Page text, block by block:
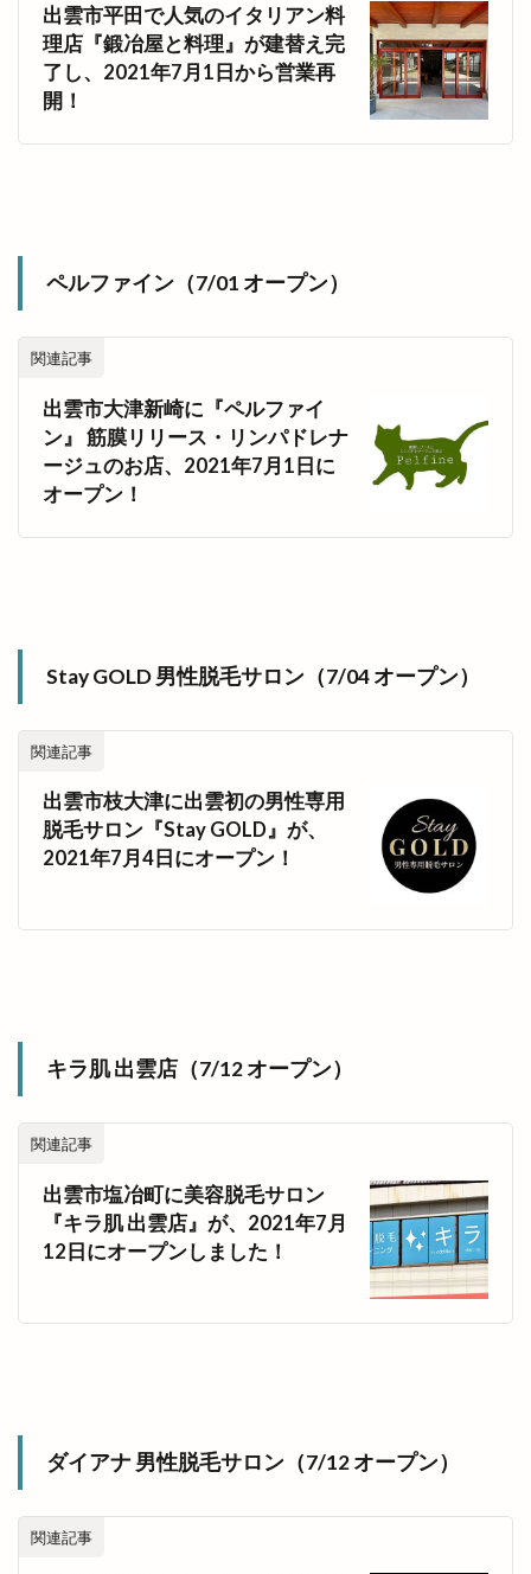
出雲市平田で人気のイタリアン料
理店『鍛冶屋と料理』が建替え完
了し、2021年7月1日から営業再
開！
ペルファイン（7/01 オープン）
関連記事
出雲市大津新崎に『ペルファイ
ン』 筋膜リリース・リンパドレナ
ージュのお店、2021年7月1日に
オープン！
Stay GOLD 男性脱毛サロン（7/04 オープン）
関連記事
出雲市枝大津に出雲初の男性専用
脱毛サロン『Stay GOLD』が、
2021年7月4日にオープン！
キラ肌 出雲店（7/12 オープン）
関連記事
出雲市塩冶町に美容脱毛サロン
『キラ肌 出雲店』が、2021年7月
12日にオープンしました！
ダイアナ 男性脱毛サロン（7/12 オープン）
関連記事